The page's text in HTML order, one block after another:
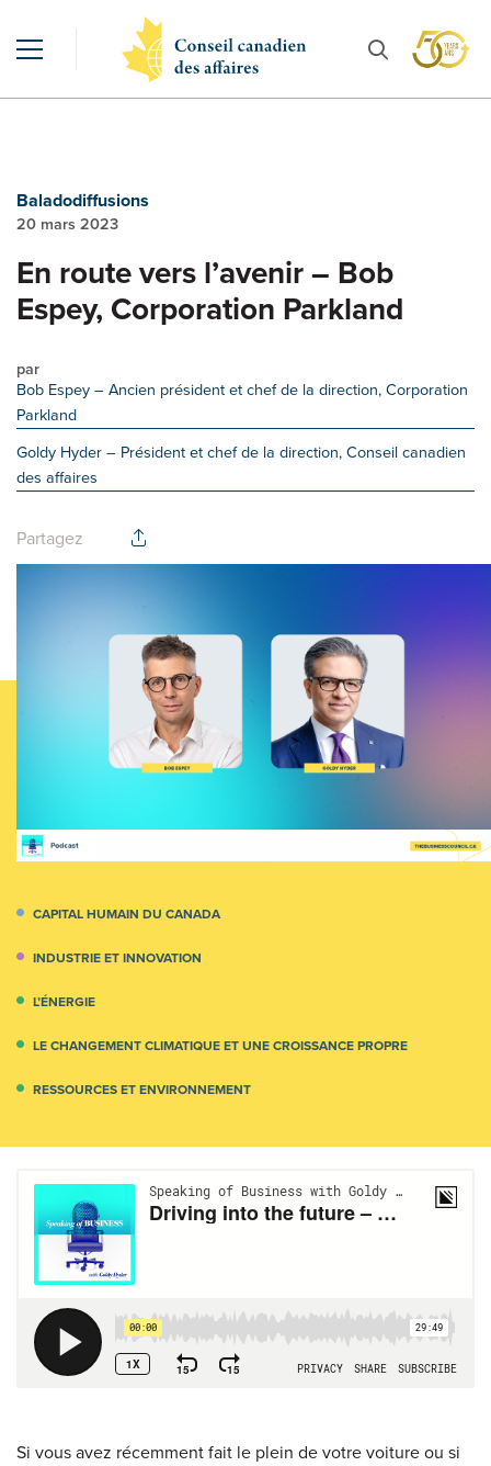
Baladodiffusions
20 mars 2023
En route vers l’avenir – Bob
Espey, Corporation Parkland
par
Bob Espey– Ancien président et chef de la direction, Corporation
Parkland
Goldy Hyder– Président et chef de la direction, Conseil canadien
des affaires
Partagez
CAPITAL HUMAIN DU CANADA
INDUSTRIE ET INNOVATION
L’ÉNERGIE
LE CHANGEMENT CLIMATIQUE ET UNE CROISSANCE PROPRE
RESSOURCES ET ENVIRONNEMENT
Si vous avez récemment fait le plein de votre voiture ou si